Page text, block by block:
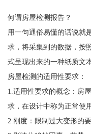
何谓房屋检测报告？
用一句通俗易懂的话说就
求，将采集到的数据，按
式呈现出来的一种纸质文本
房屋检测的适用性要求：
1.适用性要求的概念：房
求，在设计中称为正常使
2.刚度：限制过大变形的